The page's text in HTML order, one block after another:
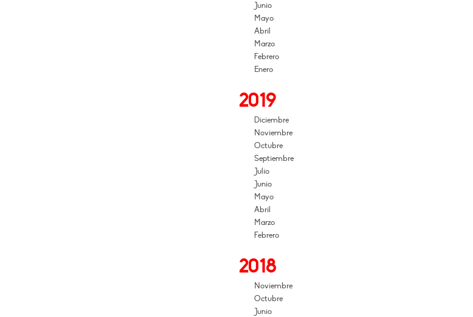
Junio
Mayo
Abril
Marzo
Febrero
Enero
2019
Diciembre
Noviembre
Octubre
Septiembre
Julio
Junio
Mayo
Abril
Marzo
Febrero
2018
Noviembre
Octubre
Junio